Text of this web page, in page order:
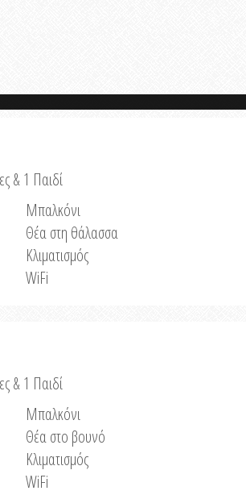
& 1 Παιδί
Μπαλκόνι
Θέα στη θάλασσα
Κλιματισμός
WiFi
& 1 Παιδί
Μπαλκόνι
Θέα στο βουνό
Κλιματισμός
WiFi